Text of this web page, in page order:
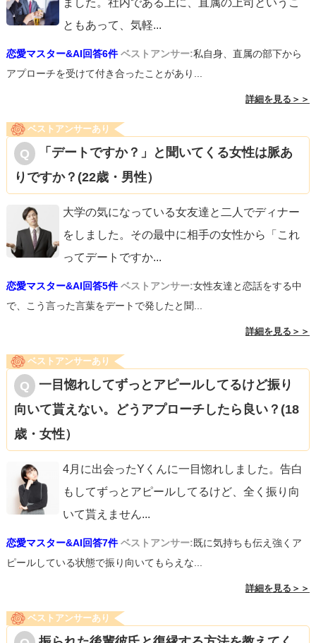
ました。社内である上に、直属の上司というこ
ともあって、気軽...
恋愛マスター&AI回答6件 ベストアンサー:私自身、直属の部下から
アプローチを受けて付き合ったことがあり...
詳細を見る＞＞
ベストアンサーあり
「デートですか？」と聞いてくる女性は脈あ
りですか？(22歳・男性）
大学の気になっている女友達と二人でディナー
をしました。その最中に相手の女性から「これ
ってデートですか...
恋愛マスター&AI回答5件 ベストアンサー:女性友達と恋話をする中
で、こう言った言葉をデートで発したと聞...
詳細を見る＞＞
ベストアンサーあり
一目惚れしてずっとアピールしてるけど振り
向いて貰えない。どうアプローチしたら良い？(18
歳・女性）
4月に出会ったYくんに一目惚れしました。告白
もしてずっとアピールしてるけど、全く振り向
いて貰えません...
恋愛マスター&AI回答7件 ベストアンサー:既に気持ちも伝え強くア
ピールしている状態で振り向いてもらえな...
詳細を見る＞＞
ベストアンサーあり